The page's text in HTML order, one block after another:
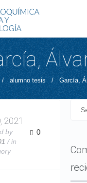
/ alumno tesis / García,
2021
by
/ in
0